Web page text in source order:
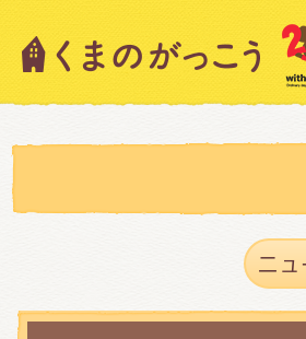
キャラクター紹介
スタッフブログ